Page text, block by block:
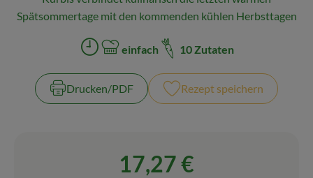
Über uns
Veranstaltungen
Blog
Spätsommertage mit den kommenden kühlen Herbsttagen
Zubreitungszeit:
Schwierigkeit:
einfach 10 Zutaten
Drucken​/​PDF Rezept speichern
17,27 €